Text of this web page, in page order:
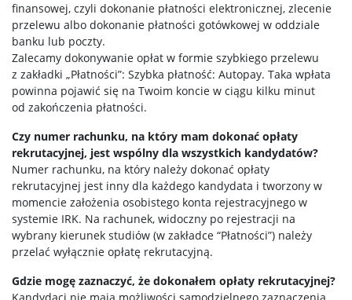
finansowej, czyli dokonanie płatności elektronicznej, zlecenie
przelewu albo dokonanie płatności gotówkowej w oddziale
banku lub poczty.
Zalecamy dokonywanie opłat w formie szybkiego przelewu
z zakładki „Płatności”: Szybka płatność: Autopay. Taka wpłata
powinna pojawić się na Twoim koncie w ciągu kilku minut
od zakończenia płatności.
Czy numer rachunku, na który mam dokonać opłaty
rekrutacyjnej, jest wspólny dla wszystkich kandydatów?
Numer rachunku, na który należy dokonać opłaty
rekrutacyjnej jest inny dla każdego kandydata i tworzony w
momencie założenia osobistego konta rejestracyjnego w
systemie IRK. Na rachunek, widoczny po rejestracji na
wybrany kierunek studiów (w zakładce “Płatności”) należy
przelać wyłącznie opłatę rekrutacyjną.
Gdzie mogę zaznaczyć, że dokonałem opłaty rekrutacyjnej?